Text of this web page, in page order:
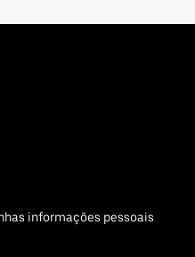
informações pessoais